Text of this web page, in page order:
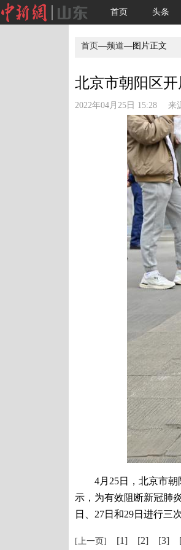
首页 头条
首页—频道—图片正文
北京市朝阳区
2022年04月25日 15:28 来
4月25日，北京市朝阳
示，为有效阻断新冠肺
日、27日和29日进行三
[上一页] [1] [2] [3]